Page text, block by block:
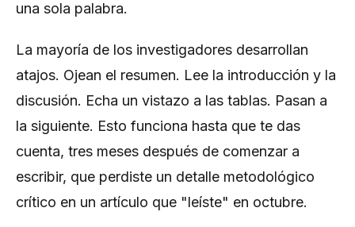
una sola palabra.
La mayoría de los investigadores desarrollan
atajos. Ojean el resumen. Lee la introducción y la
discusión. Echa un vistazo a las tablas. Pasan a
la siguiente. Esto funciona hasta que te das
cuenta, tres meses después de comenzar a
escribir, que perdiste un detalle metodológico
crítico en un artículo que "leíste" en octubre.